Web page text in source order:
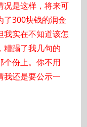
况是这样，将来可
了300块钱的润金
我实在不知道该怎
糟蹋了我几句的
个份上。你不用
我还是要公示一